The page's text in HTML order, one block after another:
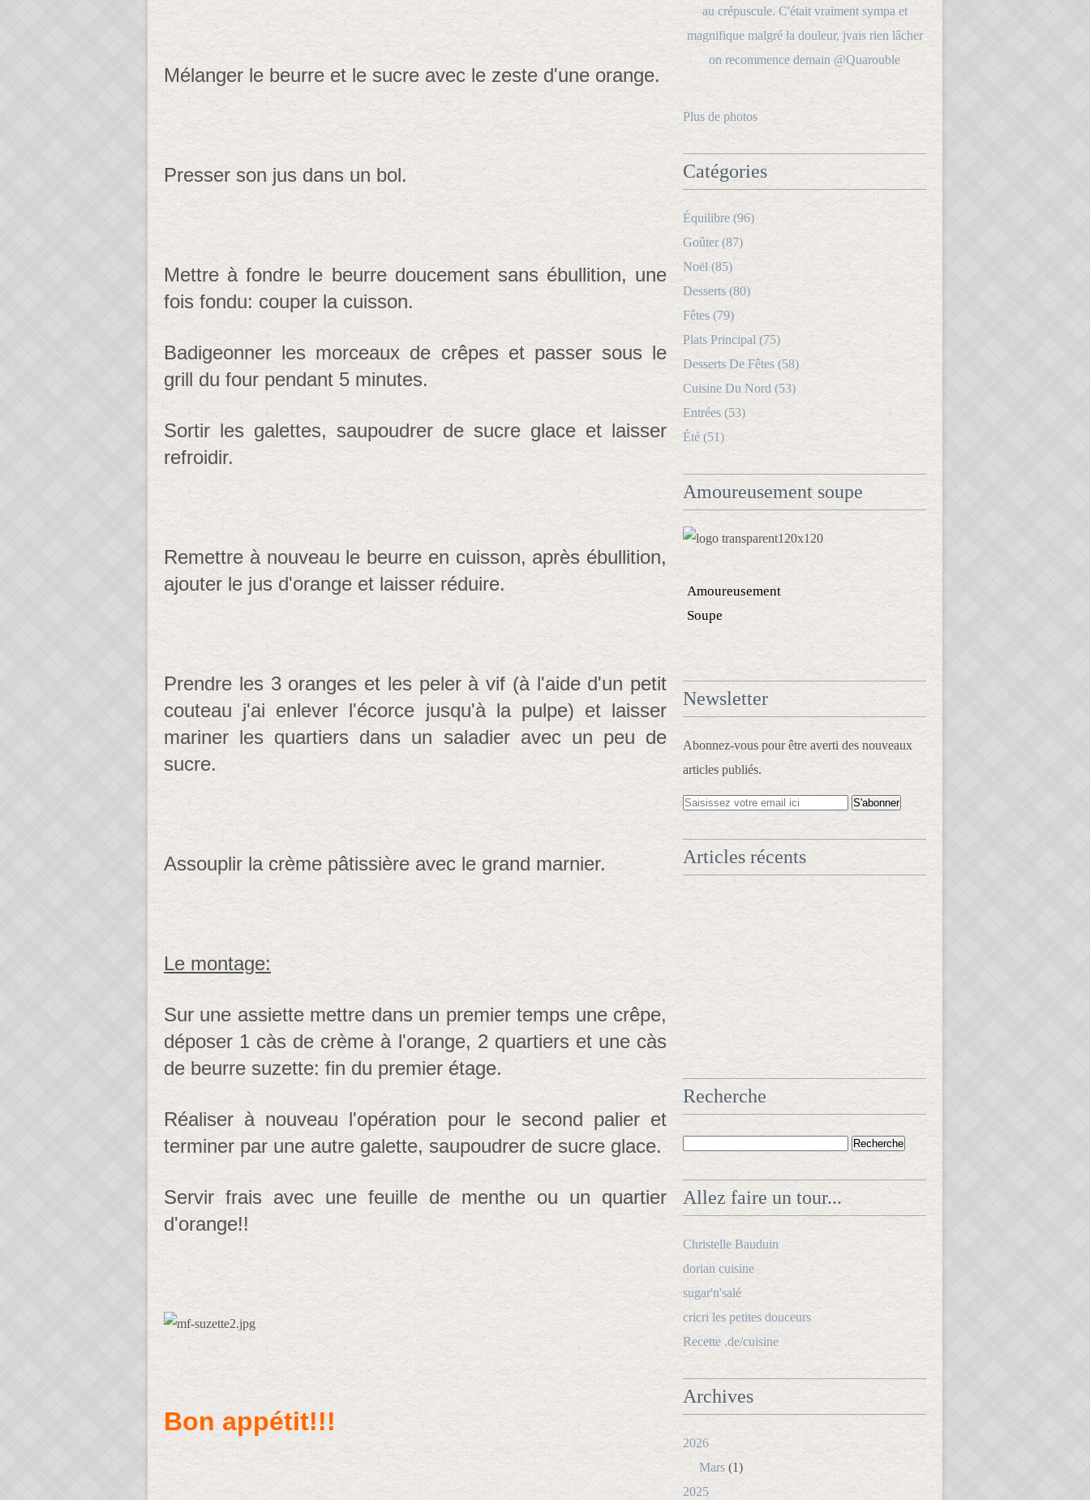
Mélanger le beurre et le sucre avec le zeste d'une orange.
Presser son jus dans un bol.
Mettre à fondre le beurre doucement sans ébullition, une
fois fondu: couper la cuisson.
Badigeonner les morceaux de crêpes et passer sous le
grill du four pendant 5 minutes.
Sortir les galettes, saupoudrer de sucre glace et laisser
refroidir.
Remettre à nouveau le beurre en cuisson, après ébullition,
ajouter le jus d'orange et laisser réduire.
Prendre les 3 oranges et les peler à vif (à l'aide d'un petit
couteau j'ai enlever l'écorce jusqu'à la pulpe) et laisser
mariner les quartiers dans un saladier avec un peu de
sucre.
Assouplir la crème pâtissière avec le grand marnier.
Le montage:
Sur une assiette mettre dans un premier temps une crêpe,
déposer 1 càs de crème à l'orange, 2 quartiers et une càs
de beurre suzette: fin du premier étage.
Réaliser à nouveau l'opération pour le second palier et
terminer par une autre galette, saupoudrer de sucre glace.
Servir frais avec une feuille de menthe ou un quartier
d'orange!!
Bon appétit!!!
Plus de photos
Catégories
Équilibre (96)
Goûter (87)
Noël (85)
Desserts (80)
Fêtes (79)
Plats Principal (75)
Desserts De Fêtes (58)
Cuisine Du Nord (53)
Entrées (53)
Été (51)
Amoureusement soupe
Amoureusement
Soupe
Newsletter
Abonnez-vous pour être averti des nouveaux
articles publiés.
Articles récents
Recherche
Allez faire un tour...
Christelle Bauduin
dorian cuisine
sugar'n'salé
cricri les petites douceurs
Recette .de/cuisine
Archives
2026
Mars (1)
2025